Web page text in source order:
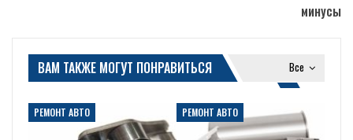
минусы
Все
ВАМ ТАКЖЕ МОГУТ ПОНРАВИТЬСЯ
РЕМОНТ АВТО РЕМОНТ АВТО